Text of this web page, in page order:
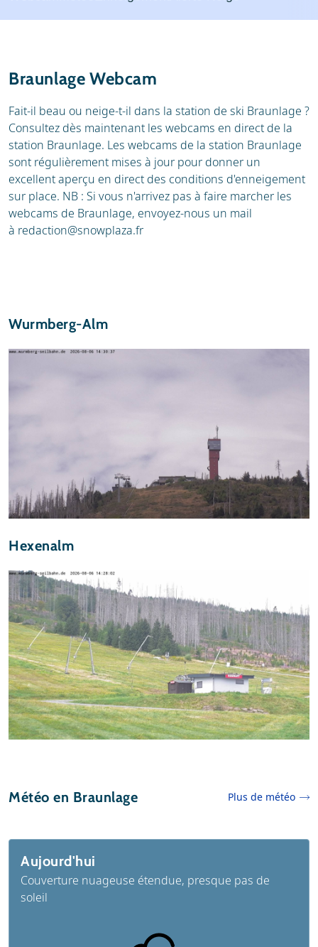
Location
Location de ski
Braunlage Webcam
Fait-il beau ou neige-t-il dans la station de ski Braunlage ?
Consultez dès maintenant les webcams en direct de la
station Braunlage. Les webcams de la station Braunlage
sont régulièrement mises à jour pour donner un
excellent aperçu en direct des conditions d'enneigement
sur place. NB : Si vous n'arrivez pas à faire marcher les
webcams de Braunlage, envoyez-nous un mail
à redaction@snowplaza.fr
Wurmberg-Alm
Hexenalm
Météo en Braunlage Plus de météo
Aujourd'hui
Couverture nuageuse étendue, presque pas de
soleil